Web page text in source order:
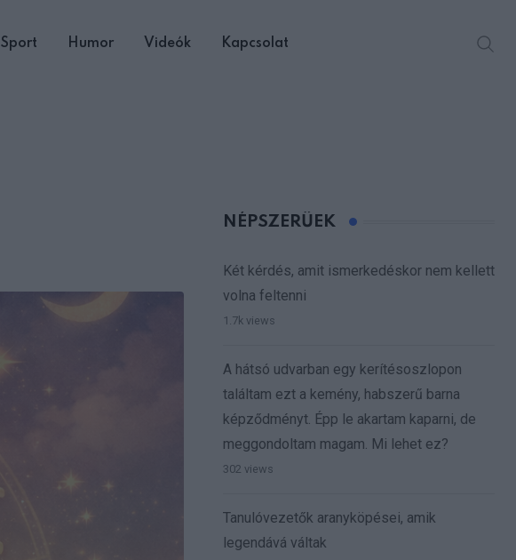
Sport Humor Videók Kapcsolat
NÉPSZERŰEK
Két kérdés, amit ismerkedéskor nem kellett
volna feltenni
1.7k views
A hátsó udvarban egy kerítésoszlopon
találtam ezt a kemény, habszerű barna
képződményt. Épp le akartam kaparni, de
meggondoltam magam. Mi lehet ez?
302 views
Tanulóvezetők aranyköpései, amik
legendává váltak